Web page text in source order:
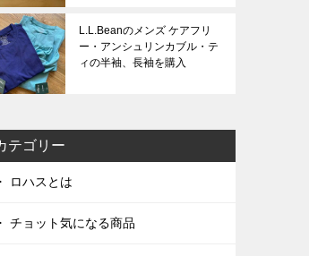
L.L.Beanのメンズ ケアフリ
ー・アンシュリンカブル・テ
ィの半袖、長袖を購入
テゴリー
ロハスとは
チョット気になる商品